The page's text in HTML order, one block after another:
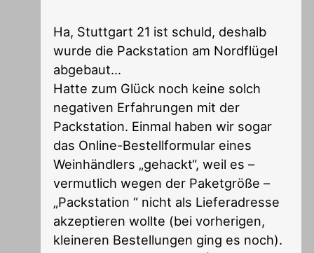
Ha, Stuttgart 21 ist schuld, deshalb
wurde die Packstation am Nordflügel
abgebaut…
Hatte zum Glück noch keine solch
negativen Erfahrungen mit der
Packstation. Einmal haben wir sogar
das Online-Bestellformular eines
Weinhändlers „gehackt“, weil es –
vermutlich wegen der Paketgröße –
„Packstation “ nicht als Lieferadresse
akzeptieren wollte (bei vorherigen,
kleineren Bestellungen ging es noch).